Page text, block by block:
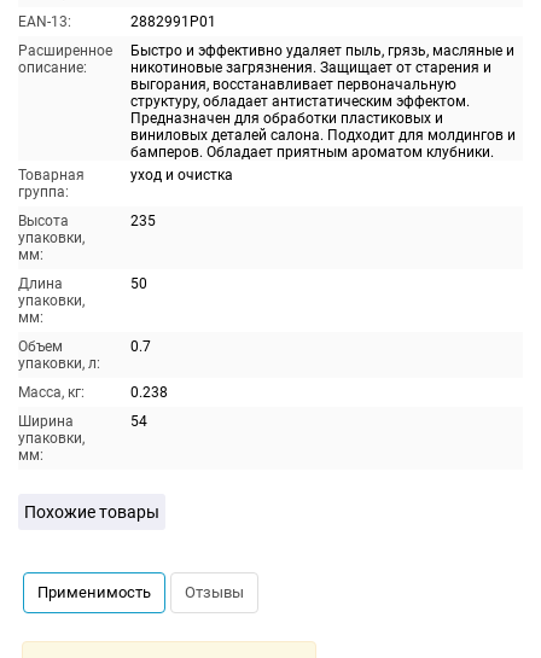
EAN-13:
2882991P01
Расширенное
описание:
Быстро и эффективно удаляет пыль, грязь, масляные и
никотиновые загрязнения. Защищает от старения и
выгорания, восстанавливает первоначальную
структуру, обладает антистатическим эффектом.
Предназначен для обработки пластиковых и
виниловых деталей салона. Подходит для молдингов и
бамперов. Обладает приятным ароматом клубники.
Товарная
группа:
уход и очистка
Высота
упаковки,
мм:
235
Длина
упаковки,
мм:
50
Объем
упаковки, л:
0.7
Масса, кг:
0.238
Ширина
упаковки,
мм:
54
Похожие товары
Применимость Отзывы